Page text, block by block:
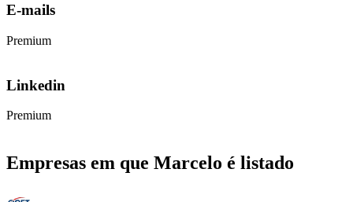
E-mails
Premium
Linkedin
Premium
Empresas em que Marcelo é listado